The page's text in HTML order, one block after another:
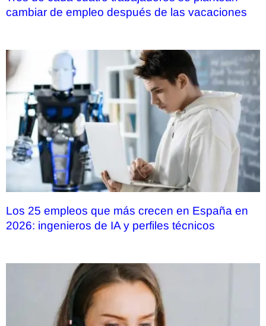
cambiar de empleo después de las vacaciones
Los 25 empleos que más crecen en España en
2026: ingenieros de IA y perfiles técnicos